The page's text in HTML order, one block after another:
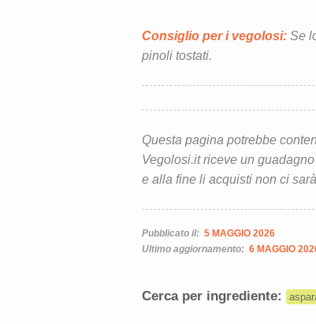
Consiglio per i vegolosi:Se
pinoli tostati.
Questa pagina potrebbe
Vegolosi.it riceve un
e alla fine li acquisti non ci
Pubblicato il: 5 MAGGIO 2026
Ultimo aggiornamento: 6 MAGGIO
Cerca per ingrediente: